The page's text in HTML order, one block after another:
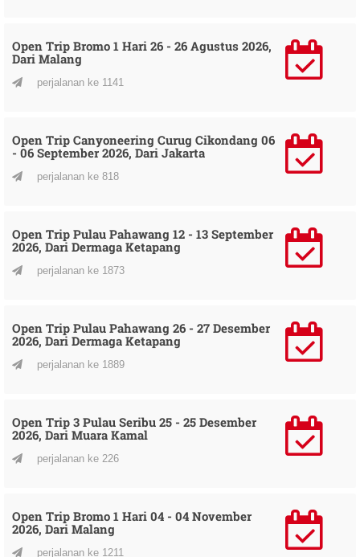
Open Trip Bromo 1 Hari 26 - 26 Agustus 2026,
Dari Malang
perjalanan ke 1141
Open Trip Canyoneering Curug Cikondang 06
- 06 September 2026, Dari Jakarta
perjalanan ke 818
Open Trip Pulau Pahawang 12 - 13 September
2026, Dari Dermaga Ketapang
perjalanan ke 1873
Open Trip Pulau Pahawang 26 - 27 Desember
2026, Dari Dermaga Ketapang
perjalanan ke 1889
Open Trip 3 Pulau Seribu 25 - 25 Desember
2026, Dari Muara Kamal
perjalanan ke 226
Open Trip Bromo 1 Hari 04 - 04 November
2026, Dari Malang
perjalanan ke 1211